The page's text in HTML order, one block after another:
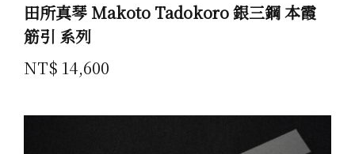
田所真琴 Makoto Tadokoro 銀三鋼 本霞
筋引 系列
NT$ 14,600